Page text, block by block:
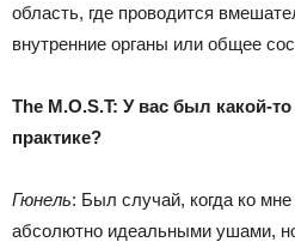
область, где проводится
внутренние органы или общее
The M.O.S.T: У вас был какой-
практике?
Гюнель: Был случай, когда ко
абсолютно идеальными ушами,